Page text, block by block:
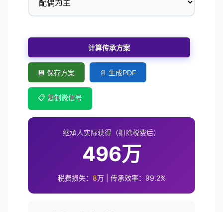
计算传承方案
💾 保存方案 📄 生成PDF
📋 复制微信号
继承人实际获得（扣除税费后）
496万
税费损失： 8万 | 传承效率： 99.2%